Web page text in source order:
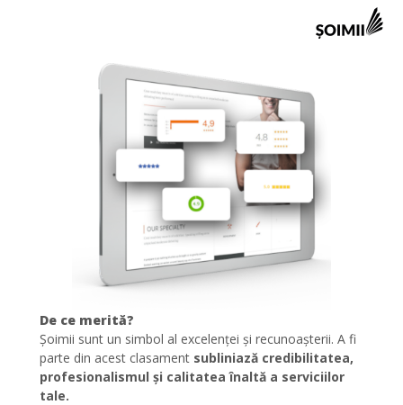
De ce merită?
Șoimii sunt un simbol al excelenței și recunoașterii. A fi
parte din acest clasamentsubliniază credibilitatea,
profesionalismul și calitatea înaltă a serviciilor
tale.